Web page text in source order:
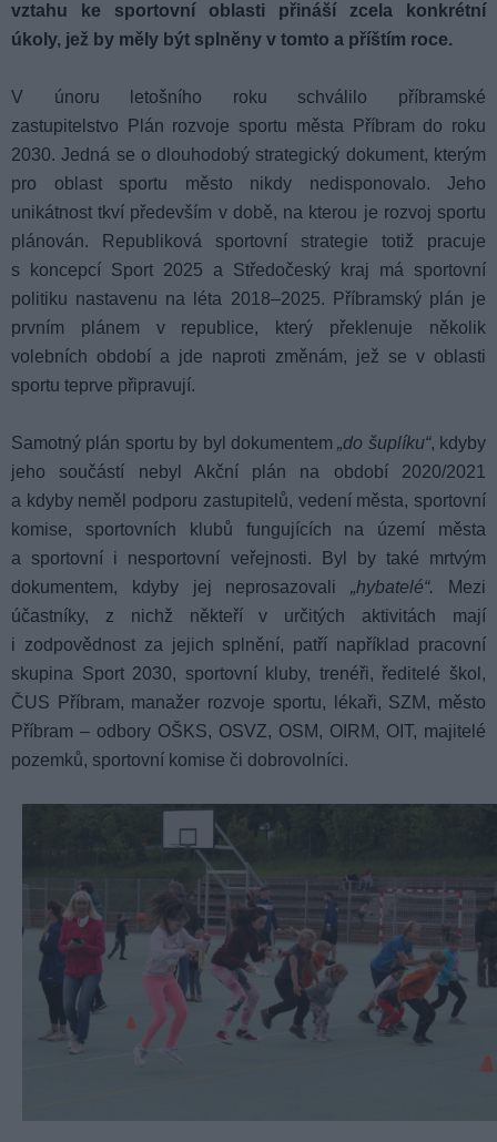
vztahu ke sportovní oblasti přináší zcela konkrétní
úkoly, jež by měly být splněny v tomto a příštím roce.
V únoru letošního roku schválilo příbramské
zastupitelstvo
Plán rozvoje sportu města Příbram do roku
2030. Jedná se o dlouhodobý strategický dokument, kterým
pro oblast sportu město nikdy nedisponovalo. Jeho
unikátnost tkví především v době, na kterou je rozvoj sportu
plánován. Republiková sportovní strategie totiž pracuje
s koncepcí Sport 2025 a Středočeský kraj má sportovní
politiku nastavenu na léta 2018–2025. Příbramský plán je
prvním plánem v republice, který překlenuje několik
volebních období a jde naproti změnám, jež se v oblasti
sportu teprve připravují.
Samotný plán sportu by byl dokumentem„do šuplíku“, kdyby
jeho součástí nebyl Akční plán na období 2020/2021
a kdyby neměl podporu zastupitelů, vedení města, sportovní
komise, sportovních klubů fungujících na území města
a sportovní i nesportovní veřejnosti. Byl by také mrtvým
dokumentem, kdyby jej neprosazovali„hybatelé“. Mezi
účastníky, z nichž někteří v určitých aktivitách mají
i zodpovědnost za jejich splnění, patří například pracovní
skupina Sport 2030, sportovní kluby, trenéři, ředitelé škol,
ČUS Příbram, manažer rozvoje sportu, lékaři, SZM, město
Příbram – odbory OŠKS, OSVZ, OSM, OIRM, OIT, majitelé
pozemků, sportovní komise či dobrovolníci.